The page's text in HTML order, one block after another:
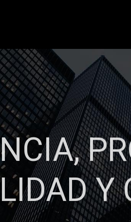
Y
relaciones sólidas